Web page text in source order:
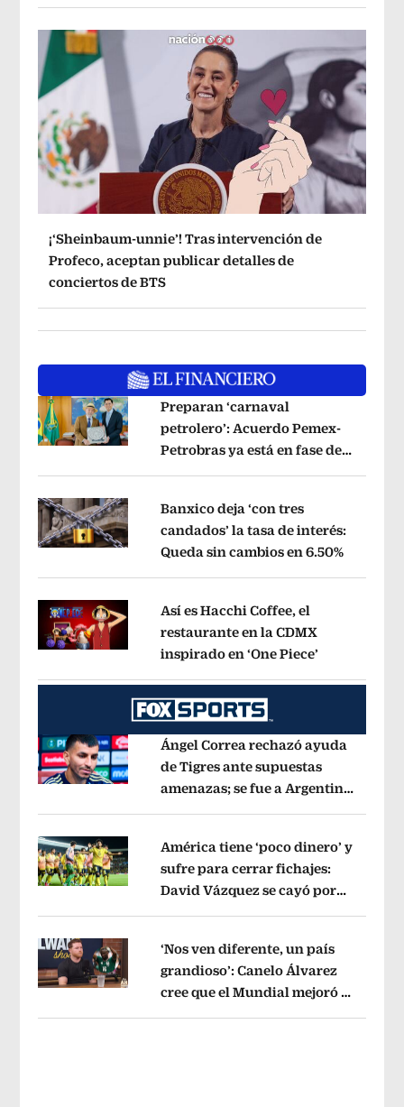
¡‘Sheinbaum-unnie’! Tras intervención de
Profeco, aceptan publicar detalles de
conciertos de BTS
Opens in new window
Preparan ‘carnaval
petrolero’: Acuerdo Pemex-
Petrobras ya está en fase de
Opens in new window
Banxico deja ‘con tres
candados’ la tasa de interés:
Queda sin cambios en 6.50%Opens
Opens in new window
Así es Hacchi Coffee, el
restaurante en la CDMX
inspirado en ‘One Piece’
Opens in new window
Ángel Correa rechazó ayuda
de Tigres ante supuestas
amenazas; se fue a Argentina
Opens in new window
América tiene ‘poco dinero’ y
sufre para cerrar fichajes:
David Vázquez se cayó por
Opens in new window
‘Nos ven diferente, un país
grandioso’: Canelo Álvarez
cree que el Mundial mejoró la